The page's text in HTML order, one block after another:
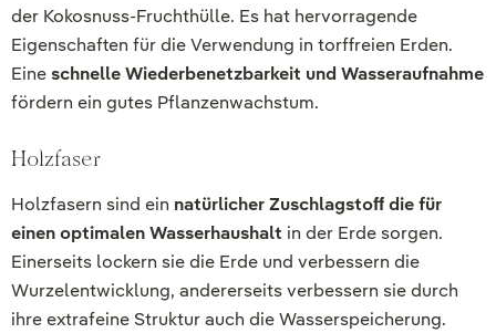
der Kokosnuss-Fruchthülle. Es hat hervorragende
Eigenschaften für die Verwendung in torffreien Erden.
Eineschnelle Wiederbenetzbarkeit und Wasseraufnahme
fördern ein gutes Pflanzenwachstum.
Holzfaser
Holzfasern sind ein natürlicher Zuschlagstoﬀ die für
einen optimalen Wasserhaushalt in der Erde sorgen.
Einerseits lockern sie die Erde und verbessern die
Wurzelentwicklung, andererseits verbessern sie durch
ihre extrafeine Struktur auch die Wasserspeicherung.